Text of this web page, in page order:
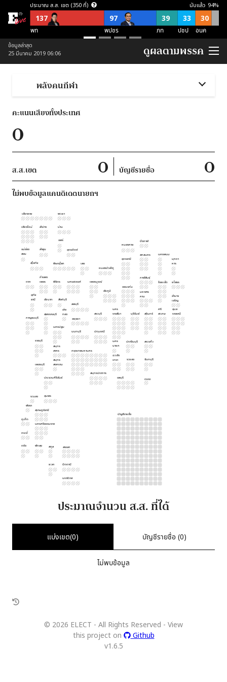
ประมาณ ส.ส. เขต (350 ที่)
137 97 39 33 30
พท พปชร ภท ปชป อนค
ประมาณ ส.ส. บัญชีรายชื่อ (150 ที่)
57 38
ประมาณ ส.ส. พึงมี (500 ที่)
นับแล้ว 94%
ข้อมูลล่าสุด
25 มีนาคม 2019 06:06
ดูผลตามพรรค
พลังคนกีฬา
คะแนนเสียงทั้งประเทศ
0
ส.ส.เขต 0 บัญชีรายชื่อ 0
ไม่พบข้อมูลแคนดิเดตนายกฯ
กรุงเทพมหานคร
ฉะเชิง
เทรา
ชลบุรี
ระยอง จันทบุรี
สระแก้ว
ปราจีนบุรี
ตราด
สมุทร
สาคร
สมุทร
สงคราม
ราชบุรี
กาญจนบุรี
เพชรบุรี
ประจวบคีรีขันธ์
ชุมพร
สุราษฎร์ธานี
นครศรีธรรมราช
พัทลุง สงขลา
ปัตตานี
ยะลา
สตูล
ตรัง
กระบี่
พังงา
ภูเก็ต
ระนอง
นราธิวาส
นครปฐม
สุพรรณบุรี
อยุธยา
อ่าง
ทอง
สิงห์บุรี
นครสวรรค์
พิจิตร เพชรบูรณ์
กำแพง
เพชร
ตาก
สุโขทัย
ลำปาง
พะเยา
ลำพูน
พิษณุโลก
อุตรดิตถ์
แพร่
น่าน
เลย
หนองบัวลำภู
อุดรธานี
สกลนคร นครพนม
กาฬสินธุ์
มุกดา
หาร
หนองคาย
บึงกาฬ
แม่ฮ่อง
สอน
เชียงใหม่
เชียงราย
ชัยนาท
อุทัย
ธานี
สระบุรี
นคร
นายก
นคร
ราชสีมา
บุรีรัมย์ สุรินทร์
ศรี
สะเกษ
อุบล
ราชธานี
อำนาจ
เจริญ
ยโสธร
ร้อยเอ็ด
มหาสาร
คาม
ขอนแก่น
ชัยภูมิ
ลพบุรี
นนทบุรี ปทุมธานี
สมุทรปราการ
บัญชีรายชื่อ
ประมาณจำนวน ส.ส. ที่ได้
แบ่งเขต(0) บัญชีรายชื่อ (0)
ไม่พบข้อมูล
© 2026 ELECT - All Rights Reserved - View
this project on
Github
v1.6.5